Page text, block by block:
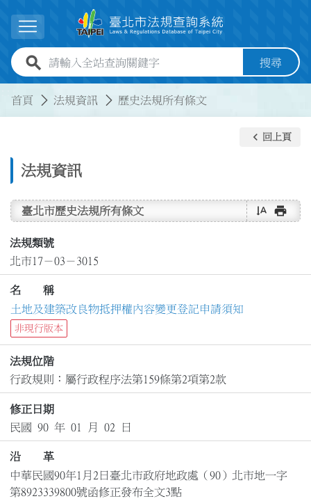
展開選單
全站查詢關鍵字欄位 搜尋
首頁 法規資訊 歷史法規所有條文
法規資訊
keyboard_arrow_left 回上頁
臺北市歷史法規所有條文 text_rotate_vertical print
法規類號
北市17－03－3015
名 稱
土地及建築改良物抵押權內容變更登記申請須知
非現行版本
法規位階
行政規則：屬行政程序法第159條第2項第2款
修正日期
民國 90 年 01 月 02 日
沿 革
中華民國90年1月2日臺北市政府地政處（90）北市地一字
第8923339800號函修正發布全文3點